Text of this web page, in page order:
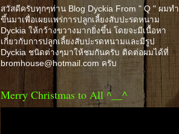
สวัสดีครับทุกๆท่าน Blog Dyckia From " Q " ผมทำ
ขึ้นมาเพื่อเผยแพร่การปลูกเลี้ยงสับปะรดหนาม
Dyckia ให้กว้างขวางมากยิ่งขึ้น โดยจะมีเนื้อหา
เกี่ยวกับการปลูกเลี้ยงสับปะรดหนามและมีรูป
Dyckia ชนิดต่างๆมาให้ชมกันครับ ติดต่อผมได้ที่
bromhouse@hotmail.com ครับ
Merry Christmas to All ^__^